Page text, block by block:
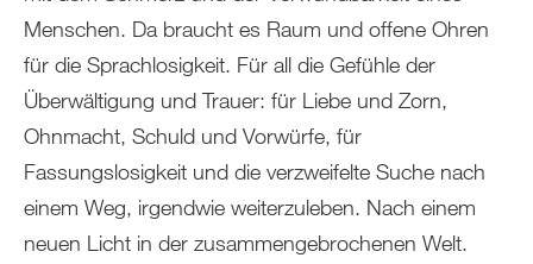
Menschen. Da braucht es Raum und offene Ohren
für die Sprachlosigkeit. Für all die Gefühle der
Überwältigung und Trauer: für Liebe und Zorn,
Ohnmacht, Schuld und Vorwürfe, für
Fassungslosigkeit und die verzweifelte Suche nach
einem Weg, irgendwie weiterzuleben. Nach einem
neuen Licht in der zusammengebrochenen Welt.